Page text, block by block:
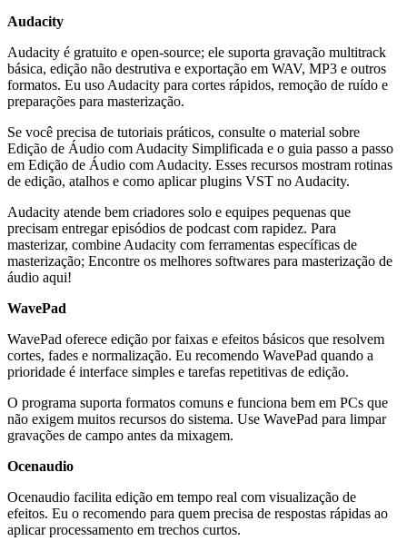
Audacity
Audacity é gratuito e open-source; ele suporta gravação multitrack
básica, edição não destrutiva e exportação em WAV, MP3 e outros
formatos. Eu uso Audacity para cortes rápidos, remoção de ruído e
preparações para masterização.
Se você precisa de tutoriais práticos, consulte o material sobre
Edição de Áudio com Audacity Simplificada e o guia passo a passo
em Edição de Áudio com Audacity. Esses recursos mostram rotinas
de edição, atalhos e como aplicar plugins VST no Audacity.
Audacity atende bem criadores solo e equipes pequenas que
precisam entregar episódios de podcast com rapidez. Para
masterizar, combine Audacity com ferramentas específicas de
masterização; Encontre os melhores softwares para masterização de
áudio aqui!
WavePad
WavePad oferece edição por faixas e efeitos básicos que resolvem
cortes, fades e normalização. Eu recomendo WavePad quando a
prioridade é interface simples e tarefas repetitivas de edição.
O programa suporta formatos comuns e funciona bem em PCs que
não exigem muitos recursos do sistema. Use WavePad para limpar
gravações de campo antes da mixagem.
Ocenaudio
Ocenaudio facilita edição em tempo real com visualização de
efeitos. Eu o recomendo para quem precisa de respostas rápidas ao
aplicar processamento em trechos curtos.